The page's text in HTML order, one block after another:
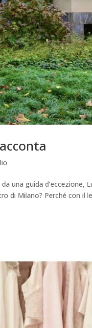
una guida d’eccezione,
di Milano? Perché con